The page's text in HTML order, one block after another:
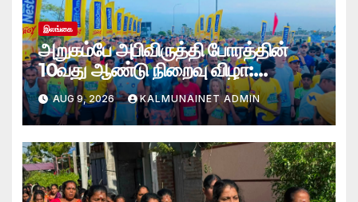
இலங்கை
அறுகம்பே அபிவிருத்தி போரத்தின்
10வது ஆண்டு நிறைவு விழா:
அறுகம்பே அரை மரதன் ஓட்டத்தில்
இலங்கை சிவராஜன் முதலிடம்!
AUG 9, 2026 KALMUNAINET ADMIN